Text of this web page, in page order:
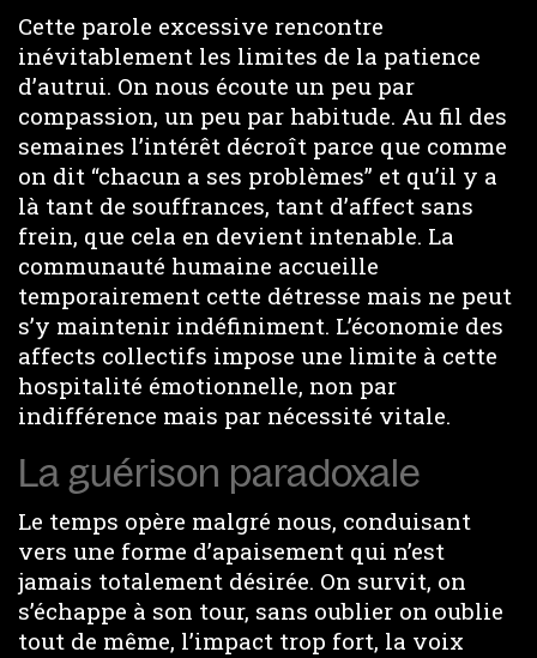
Cette parole excessive rencontre
inévitablement les limites de la patience
d’autrui. On nous écoute un peu par
compassion, un peu par habitude. Au fil des
semaines l’intérêt décroît parce que comme
on dit “chacun a ses problèmes” et qu’il y a
là tant de souffrances, tant d’affect sans
frein, que cela en devient intenable. La
communauté humaine accueille
temporairement cette détresse mais ne peut
s’y maintenir indéfiniment. L’économie des
affects collectifs impose une limite à cette
hospitalité émotionnelle, non par
indifférence mais par nécessité vitale.
La guérison paradoxale
Le temps opère malgré nous, conduisant
vers une forme d’apaisement qui n’est
jamais totalement désirée. On survit, on
s’échappe à son tour, sans oublier on oublie
tout de même, l’impact trop fort, la voix